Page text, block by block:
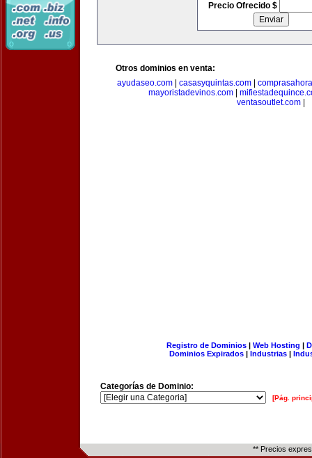
Precio Ofrecido $
Otros dominios en venta:
ayudaseo.com
casasyquintas.com
mayoristadevinos.com
ventasoutlet.com
Registro de Dominios| Web Hosting |
Dominios Expirados | Industrias |
Categorías de Dominio:
[Pág.
** Precios